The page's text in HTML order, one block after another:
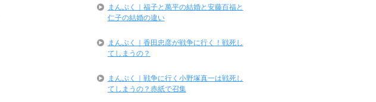
まんぷく｜福子と萬平の結婚と安藤百福と
仁子の結婚の違い
まんぷく｜香田忠彦が戦争に行く！戦死し
てしまうの？
まんぷく｜戦争に行く小野塚真一は戦死し
てしまうの？赤紙で召集